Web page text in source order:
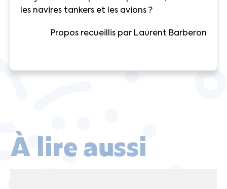
les navires tankers et les avions ?
Propos recueillis par Laurent Barberon
À lire aussi